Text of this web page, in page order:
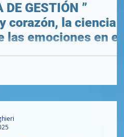
GESTIÓN ”
corazón, la ciencia
las emociones en el
Trujillo